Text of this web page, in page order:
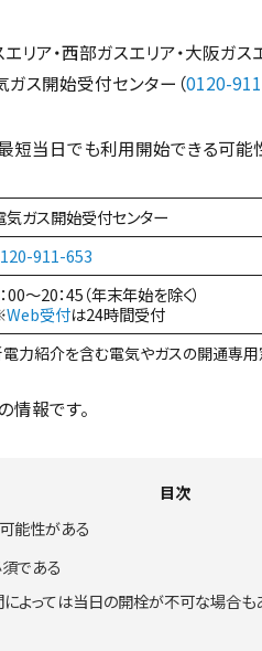
リア・西部ガスエリア・大阪ガ
ス開始受付センター（0120-
短当日でも利用開始できる可能
気ガス開始受付センター
911-653
00～20：45（年末年始を除く）
Web受付は24時間受付
力紹介を含む電気やガスの開通専用
報です。
目次
能性がある
である
よっては当日の開栓が不可な場合も